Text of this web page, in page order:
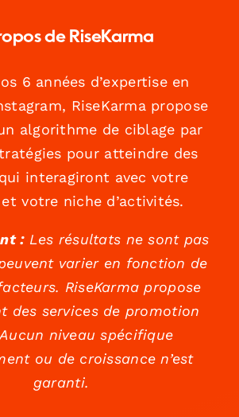
de RiseKarma
6 années d’expertise en
RiseKarma propose
algorithme de ciblage par
pour atteindre des
interagiront avec votre
votre niche d’activités.
:Les résultats ne sont pas
varier en fonction de
RiseKarma propose
des services de promotion
niveau spécifique
ou de croissance n’est
garanti.